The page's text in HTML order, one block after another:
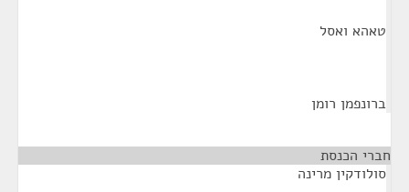
טאהא ואסל
ברונפמן רומן
חברי הכנסת
סולודקין מרינה